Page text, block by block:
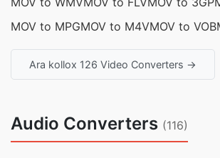
MOV to MPGMOV to M4VMOV to VOB
Ara kollox 126 Video Converters →
Audio Converters (116)